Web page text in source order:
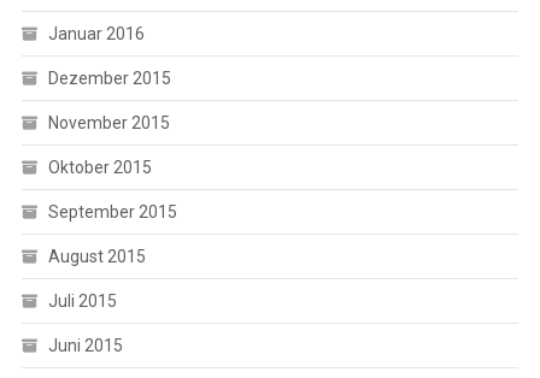
Januar 2016
Dezember 2015
November 2015
Oktober 2015
September 2015
August 2015
Juli 2015
Juni 2015